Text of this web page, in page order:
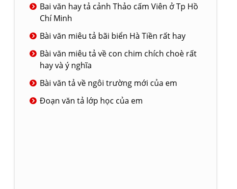
Bai văn hay tả cảnh Thảo cấm Viên ở Tp Hồ
Chí Minh
Bài văn miêu tả bãi biển Hà Tiền rất hay
Bài văn miêu tả về con chim chích choè rất
hay và ý nghĩa
Bài văn tả về ngôi trường mới của em
Đoạn văn tả lớp học của em